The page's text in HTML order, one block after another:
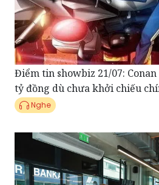
Điểm tin showbiz 21/07:
tỷ đồng dù chưa khởi chiếu
Nghe